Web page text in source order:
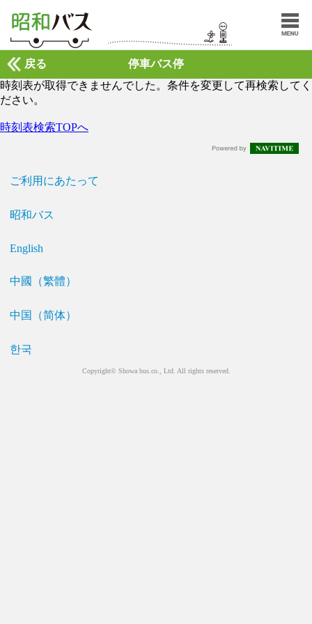
停車バス停
戻る
時刻表が取得できませんでした。条件を変更して再検索してく
ださい。
時刻表検索TOPへ
ご利用にあたって
昭和バス
English
中國（繁體）
中国（简体）
한국
Copyright© Showa bus.co., Ltd. All rights reserved.